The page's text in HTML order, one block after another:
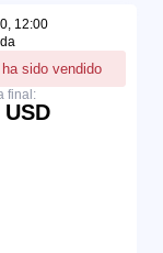
12:00
sido vendido
final:
USD